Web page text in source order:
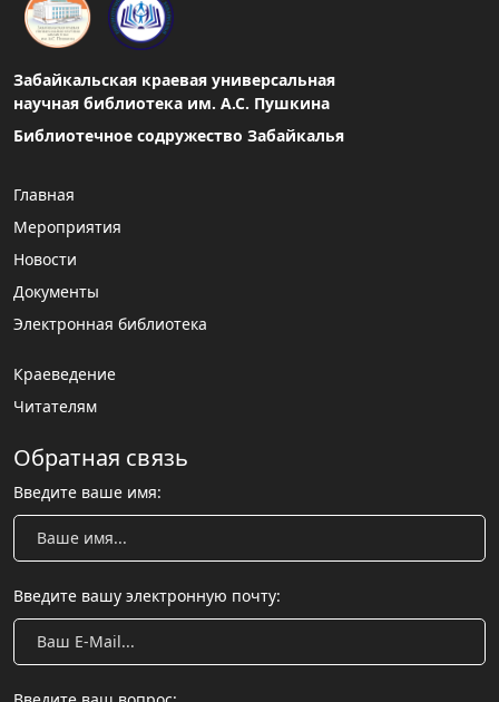
Забайкальская краевая универсальная
научная библиотека им. А.С. Пушкина
Библиотечное содружество Забайкалья
Главная
Мероприятия
Новости
Документы
Электронная библиотека
Краеведение
Читателям
Обратная связь
Введите ваше имя:
Введите вашу электронную почту: